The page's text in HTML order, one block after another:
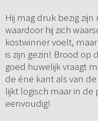
Hij mag druk bezig
waardoor hij zich
kostwinner voelt,
is zijn gezin! Brood op
goed huwelijk vraagt
de éne kant als van
lijkt logisch maar in de
eenvoudig!